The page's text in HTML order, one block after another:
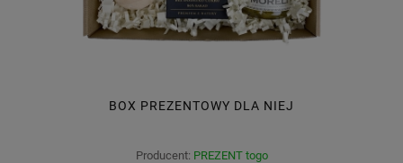
BOX PREZENTOWY DLA NIEJ
Producent: PREZENT togo